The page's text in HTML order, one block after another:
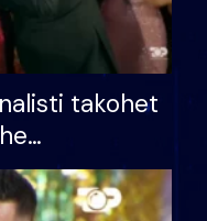
takohet
ndonjë letër